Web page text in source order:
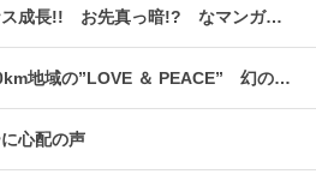
１０年連続でマイナス成長!! お先真っ暗!? なマンガ産業研究
福島第一原発事故20km地域の”LOVE ＆ PEACE” 幻のコミューン「獏原人村」の現在
心配の声